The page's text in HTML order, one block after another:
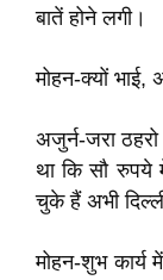
बातें होने लगी।
मोहन-क्यों भाई,
अजुर्न-जरा
था कि सौ रुपये
चुके हैं अभी
मोहन-शुभ कार्य